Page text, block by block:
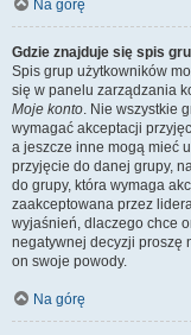
Na górę
Gdzie znajduje się spis
Spis grup użytkowników
się w panelu zarządzania
Moje konto. Nie wszystkie
wymagać akceptacji
a jeszcze inne mogą mieć
przyjęcie do danej grupy,
do grupy, która wymaga
zaakceptowana przez
wyjaśnień, dlaczego chce
negatywnej decyzji proszę
on swoje powody.
Na górę